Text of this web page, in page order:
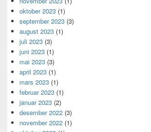
oktober 2023 (1)
september 2023 (3)
august 2023 (1)
juli 2023 (3)
juni 2023 (1)
mai 2023 (3)
april 2023 (1)
mars 2023 (1)
februar 2023 (1)
januar 2023 (2)
desember 2022 (3)
november 2022 (1)